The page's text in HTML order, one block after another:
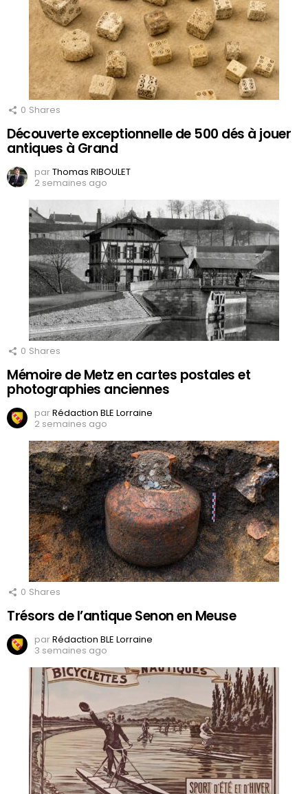
0 Shares
Découverte exceptionnelle de 500 dés à jouer
antiques à Grand
parThomas RIBOULET
2 semaines ago
0 Shares
Mémoire de Metz en cartes postales et
photographies anciennes
parRédaction BLE Lorraine
2 semaines ago
0 Shares
Trésors de l’antique Senon en Meuse
parRédaction BLE Lorraine
3 semaines ago